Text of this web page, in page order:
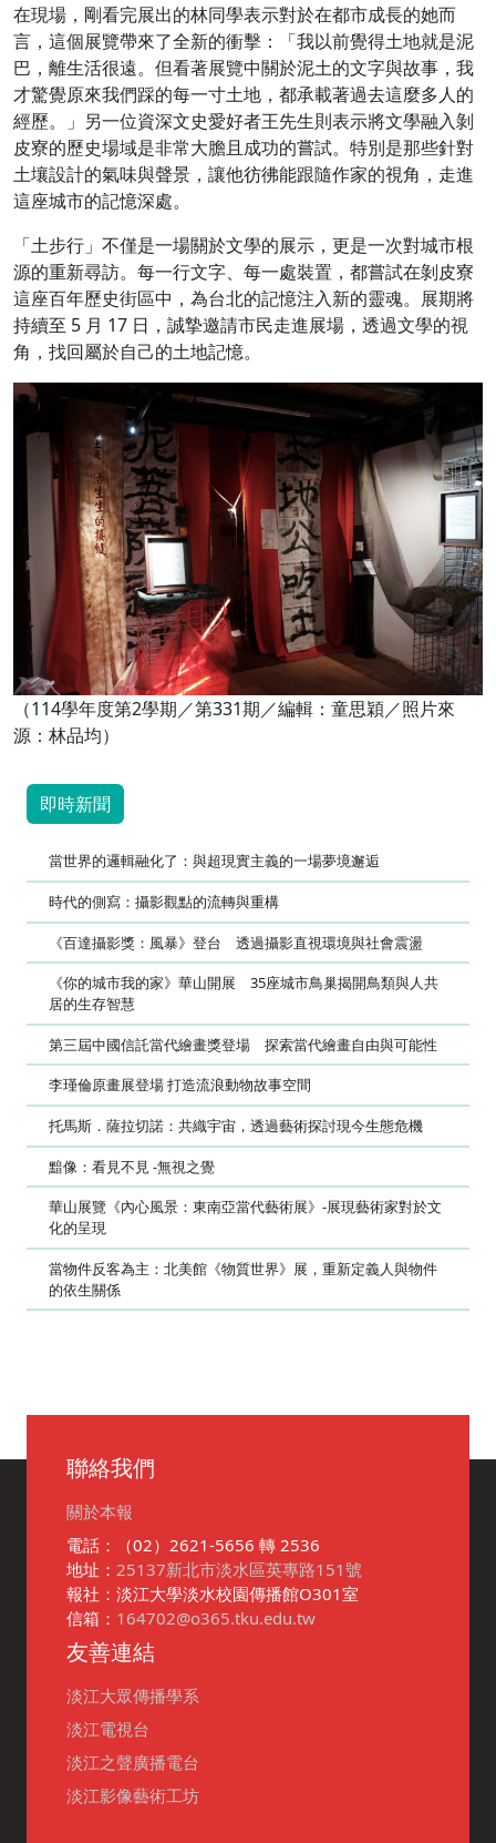
在現場，剛看完展出的林同學表示對於在都市成長的她而
言，這個展覽帶來了全新的衝擊：「我以前覺得土地就是泥
巴，離生活很遠。但看著展覽中關於泥土的文字與故事，我
才驚覺原來我們踩的每一寸土地，都承載著過去這麼多人的
經歷。」另一位資深文史愛好者王先生則表示將文學融入剝
皮寮的歷史場域是非常大膽且成功的嘗試。特別是那些針對
土壤設計的氣味與聲景，讓他彷彿能跟隨作家的視角，走進
這座城市的記憶深處。
「土步行」不僅是一場關於文學的展示，更是一次對城市根
源的重新尋訪。每一行文字、每一處裝置，都嘗試在剝皮寮
這座百年歷史街區中，為台北的記憶注入新的靈魂。展期將
持續至 5 月 17 日，誠摯邀請市民走進展場，透過文學的視
角，找回屬於自己的土地記憶。
（114學年度第2學期／第331期／編輯：童思穎／照片來
源：林品均）
即時新聞
當世界的邏輯融化了：與超現實主義的一場夢境邂逅
時代的側寫：攝影觀點的流轉與重構
《百達攝影獎：風暴》登台 透過攝影直視環境與社會震盪
《你的城市我的家》華山開展 35座城市鳥巢揭開鳥類與人共
居的生存智慧
第三屆中國信託當代繪畫獎登場 探索當代繪畫自由與可能性
李瑾倫原畫展登場 打造流浪動物故事空間
托馬斯．薩拉切諾：共織宇宙，透過藝術探討現今生態危機
黯像：看見不見 -無視之覺
華山展覽《內心風景：東南亞當代藝術展》-展現藝術家對於文
化的呈現
當物件反客為主：北美館《物質世界》展，重新定義人與物件
的依生關係
聯絡我們
關於本報
電話：（02）2621-5656 轉 2536
地址： 25137新北市淡水區英專路151號
報社：淡江大學淡水校園傳播館O301室
信箱： 164702@o365.tku.edu.tw
友善連結
淡江大眾傳播學系
淡江電視台
淡江之聲廣播電台
淡江影像藝術工坊